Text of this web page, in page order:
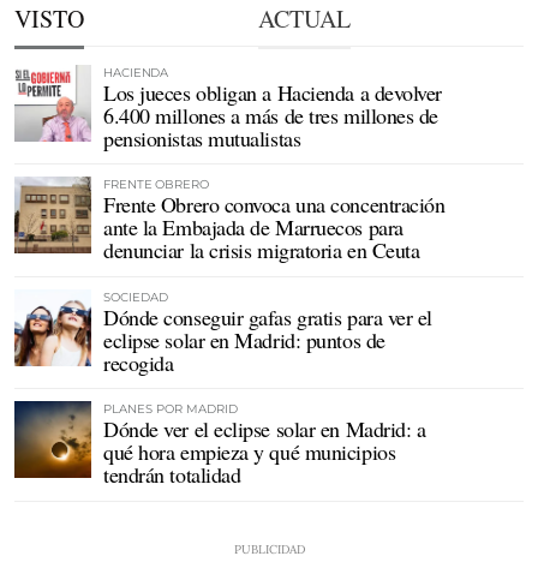
VISTO ACTUAL
HACIENDA
Los jueces obligan a Hacienda a devolver
6.400 millones a más de tres millones de
pensionistas mutualistas
FRENTE OBRERO
Frente Obrero convoca una concentración
ante la Embajada de Marruecos para
denunciar la crisis migratoria en Ceuta
SOCIEDAD
Dónde conseguir gafas gratis para ver el
eclipse solar en Madrid: puntos de
recogida
PLANES POR MADRID
Dónde ver el eclipse solar en Madrid: a
qué hora empieza y qué municipios
tendrán totalidad